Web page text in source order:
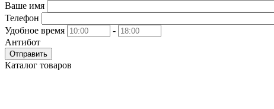
Ваше имя
Телефон
Удобное время
-
Антибот
Отправить
Каталог товаров